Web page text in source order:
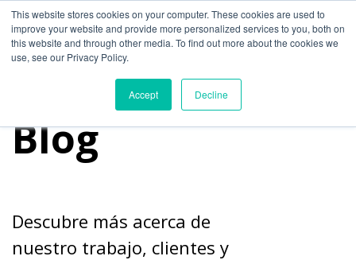
This website stores cookies on your computer. These cookies are used to
improve your website and provide more personalized services to you, both on
this website and through other media. To find out more about the cookies we
use, see our Privacy Policy.
Accept Decline
Blog
Descubre más acerca de
nuestro trabajo, clientes y